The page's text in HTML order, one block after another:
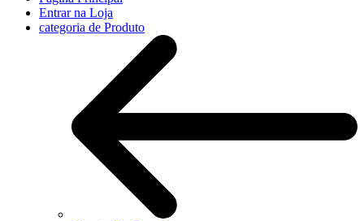
Entrar na Loja
categoria de Produto